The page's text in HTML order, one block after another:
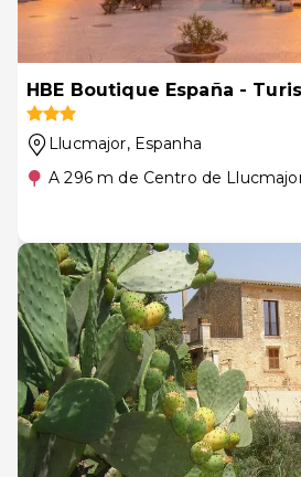
HBE Boutique España -
Llucmajor, Espanha
A 296 m de Centro de